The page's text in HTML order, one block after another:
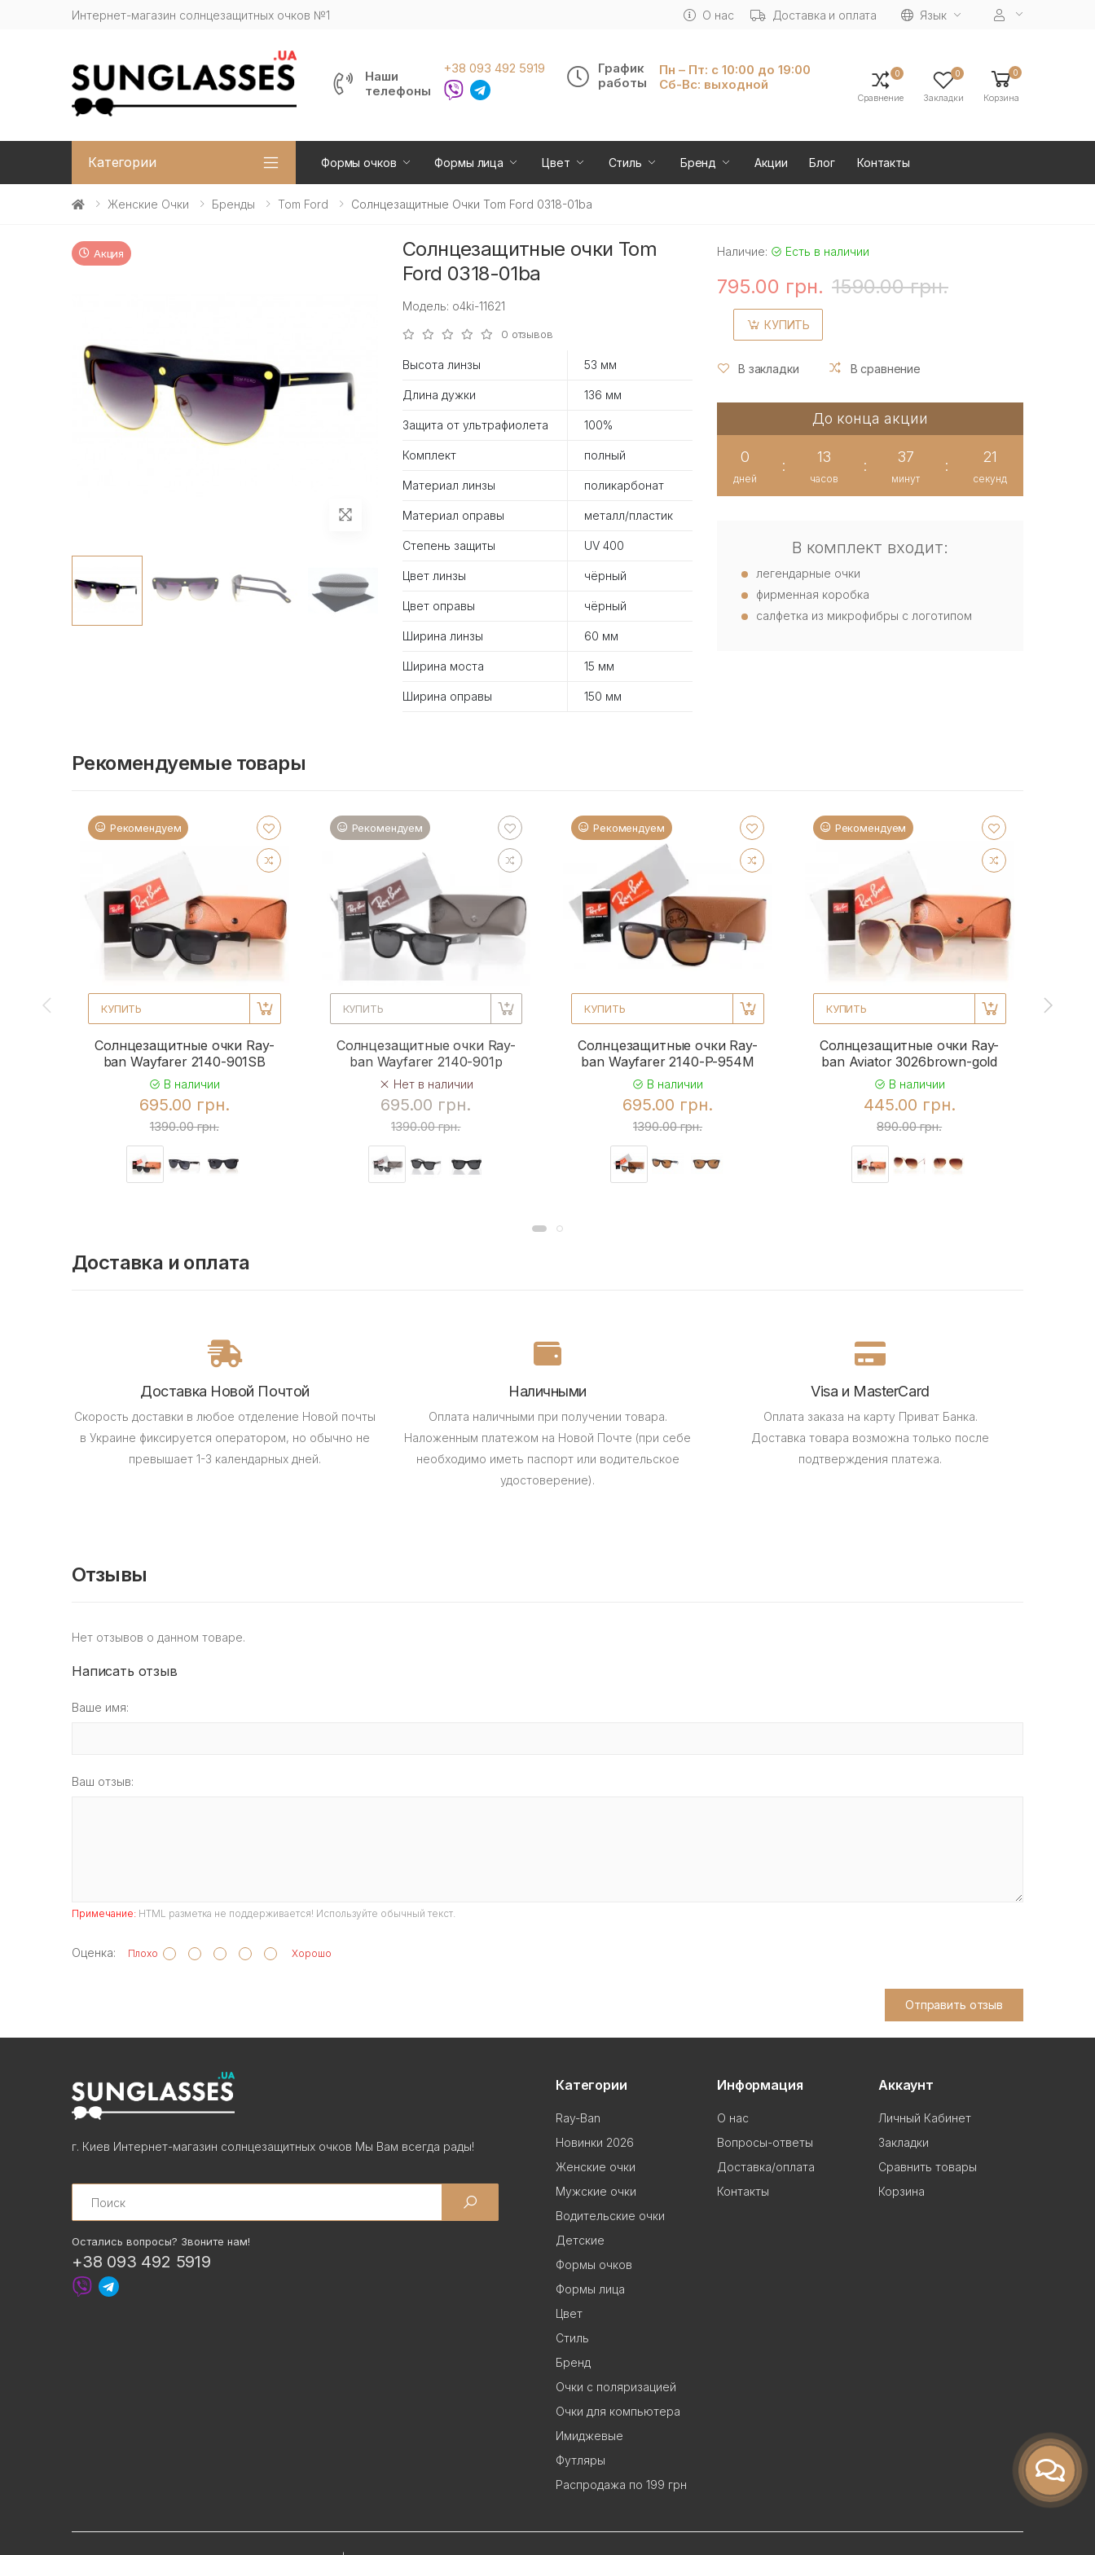
Интернет-магазин солнцезащитных очков №1 О нас Доставка и оплата Язык
Наши
телефоны
+38 093 492 5919
График
работы
Пн – Пт: с 10:00 до 19:00
Сб-Вс: выходной
0
Сравнение
0
Закладки
0
Корзина
Категории Формы очков Формы лица Цвет Стиль Бренд Акции Блог Контакты
Женские Очки Бренды Tom Ford Солнцезащитные Очки Tom Ford 0318-01ba
Акция
Солнцезащитные очки Tom
Ford 0318-01ba
Модель: o4ki-11621
0 отзывов
Высота линзы 53 мм
Длина дужки 136 мм
Защита от ультрафиолета 100%
Комплект полный
Материал линзы поликарбонат
Материал оправы металл/пластик
Степень защиты UV 400
Цвет линзы чёрный
Цвет оправы чёрный
Ширина линзы 60 мм
Ширина моста 15 мм
Ширина оправы 150 мм
Наличие: Есть в наличии
795.00 грн. 1590.00 грн.
КУПИТЬ
В закладки В сравнение
До конца акции
0
дней
:
13
часов
:
37
минут
:
20
секунд
В комплект входит:
легендарные очки
фирменная коробка
салфетка из микрофибры с логотипом
Рекомендуемые товары
Рекомендуем
КУПИТЬ
Солнцезащитные очки Ray-
ban Wayfarer 2140-901SB
В наличии
695.00 грн.
1390.00 грн.
Рекомендуем
КУПИТЬ
Солнцезащитные очки Ray-
ban Wayfarer 2140-901p
Нет в наличии
695.00 грн.
1390.00 грн.
Рекомендуем
КУПИТЬ
Солнцезащитные очки Ray-
ban Wayfarer 2140-P-954M
В наличии
695.00 грн.
1390.00 грн.
Рекомендуем
КУПИТЬ
Солнцезащитные очки Ray-
ban Aviator 3026brown-gold
В наличии
445.00 грн.
890.00 грн.
Доставка и оплата
Доставка Новой Почтой
Скорость доставки в любое отделение Новой почты
в Украине фиксируется оператором, но обычно не
превышает 1-3 календарных дней.
Наличными
Оплата наличными при получении товара.
Наложенным платежом на Новой Почте (при себе
необходимо иметь паспорт или водительское
удостоверение).
Visa и MasterCard
Оплата заказа на карту Приват Банка.
Доставка товара возможна только после
подтверждения платежа.
Отзывы
Нет отзывов о данном товаре.
Написать отзыв
Ваше имя:
Ваш отзыв:
Примечание: HTML разметка не поддерживается! Используйте обычный текст.
Оценка: Плохо Хорошо
Отправить отзыв
г. Киев Интернет-магазин солнцезащитных очков Мы Вам всегда рады!
Search
Остались вопросы? Звоните нам!
+38 093 492 5919
Категории
Ray-Ban
Новинки 2026
Женские очки
Мужские очки
Водительские очки
Детские
Формы очков
Формы лица
Цвет
Стиль
Бренд
Очки с поляризацией
Очки для компьютера
Имиджевые
Футляры
Распродажа по 199 грн
Информация
О нас
Вопросы-ответы
Доставка/оплата
Контакты
Аккаунт
Личный Кабинет
Закладки
Сравнить товары
Корзина